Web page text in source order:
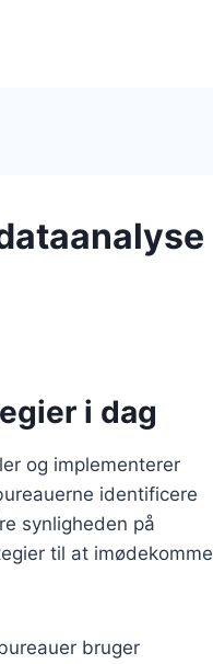
i dag
og implementerer
identificere
synligheden på
til at imødekomme
bruger